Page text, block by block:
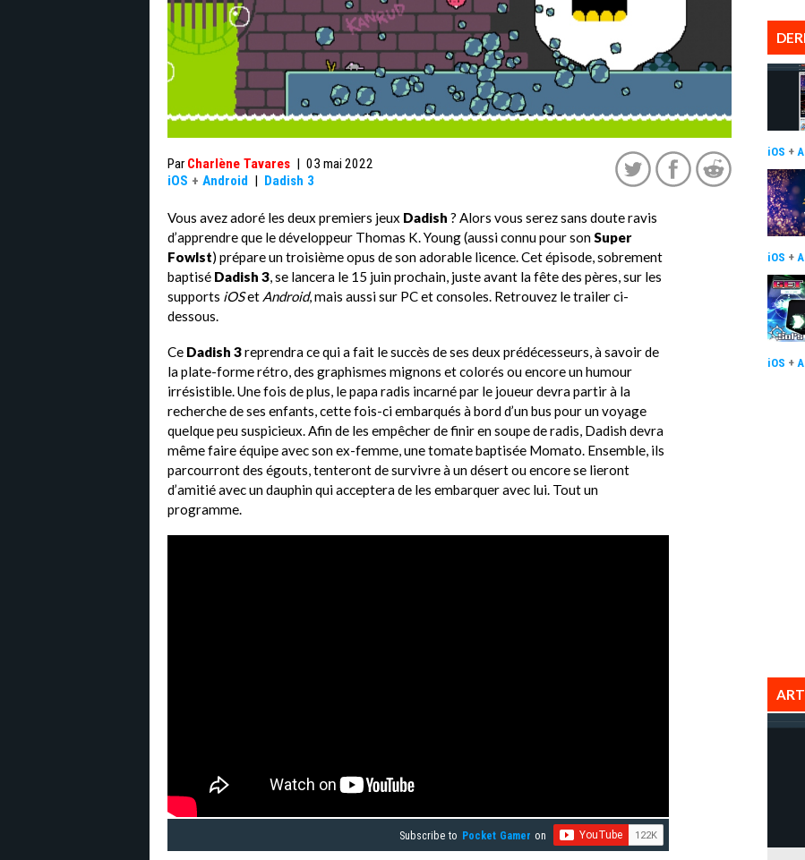
Par Charlène Tavares | 03 mai 2022
iOS + Android | Dadish 3
Vous avez adoré les deux premiers jeux Dadish ? Alors vous serez sans doute ravis
d’apprendre que le développeur Thomas K. Young (aussi connu pour sonSuper
Fowlst) prépare un troisième opus de son adorable licence. Cet épisode, sobrement
baptisé Dadish 3, se lancera le 15 juin prochain, juste avant la fête des pères, sur les
supports iOSet Android, mais aussi sur PC et consoles. Retrouvez le trailer ci-
dessous.
Ce Dadish 3reprendra ce qui a fait le succès de ses deux prédécesseurs, à savoir de
la plate-forme rétro, des graphismes mignons et colorés ou encore un humour
irrésistible. Une fois de plus, le papa radis incarné par le joueur devra partir à la
recherche de ses enfants, cette fois-ci embarqués à bord d’un bus pour un voyage
quelque peu suspicieux. Afin de les empêcher de finir en soupe de radis, Dadish devra
même faire équipe avec son ex-femme, une tomate baptisée Momato. Ensemble, ils
parcourront des égouts, tenteront de survivre à un désert ou encore se lieront
d’amitié avec un dauphin qui acceptera de les embarquer avec lui. Tout un
programme.
Subscribe to Pocket Gamer on
iOS +
iOS +
iOS +